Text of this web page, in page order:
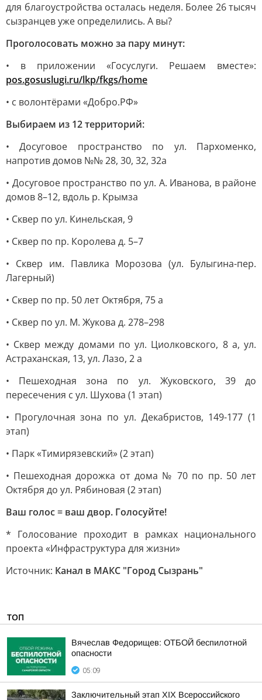
для благоустройства осталась неделя. Более 26 тысяч
сызранцев уже определились. А вы?
Проголосовать можно за пару минут:
• в приложении «Госуслуги. Решаем вместе»:
pos.gosuslugi.ru/lkp/fkgs/home
• с волонтёрами «Добро.РФ»
Выбираем из 12 территорий:
• Досуговое пространство по ул. Пархоменко,
напротив домов №№ 28, 30, 32, 32а
• Досуговое пространство по ул. А. Иванова, в районе
домов 8–12, вдоль р. Крымза
• Сквер по ул. Кинельская, 9
• Сквер по пр. Королева д. 5–7
• Сквер им. Павлика Морозова (ул. Булыгина-пер.
Лагерный)
• Сквер по пр. 50 лет Октября, 75 а
• Сквер по ул. М. Жукова д. 278–298
• Сквер между домами по ул. Циолковского, 8 а, ул.
Астраханская, 13, ул. Лазо, 2 а
• Пешеходная зона по ул. Жуковского, 39 до
пересечения с ул. Шухова (1 этап)
• Прогулочная зона по ул. Декабристов, 149-177 (1
этап)
• Парк «Тимирязевский» (2 этап)
• Пешеходная дорожка от дома № 70 по пр. 50 лет
Октября до ул. Рябиновая (2 этап)
Ваш голос = ваш двор. Голосуйте!
* Голосование проходит в рамках национального
проекта «Инфраструктура для жизни»
Источник: Канал в МАКС "Город Сызрань"
ТОП
Вячеслав Федорищев: ОТБОЙ беспилотной
опасности
05:09
Заключительный этап XIХ Всероссийского